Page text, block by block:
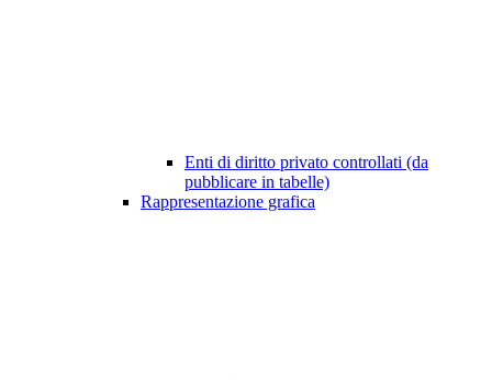
Enti di diritto privato controllati (da
pubblicare in tabelle)
Rappresentazione grafica